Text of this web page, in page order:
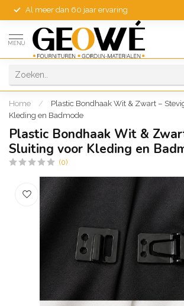
Al meer dan 60 jaar ervaring
MENU
Home /
Plastic Bondhaak Wit & Zwart –
Kleding en Badmode
Plastic Bondhaak Wit &
Sluiting voor Kleding en
(0)